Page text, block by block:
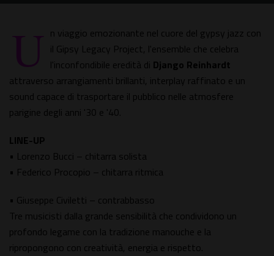
U n viaggio emozionante nel cuore del gypsy jazz con
il Gipsy Legacy Project, l'ensemble che celebra
l'inconfondibile eredità di Django Reinhardt
attraverso arrangiamenti brillanti, interplay raffinato e un
sound capace di trasportare il pubblico nelle atmosfere
parigine degli anni '30 e '40.
LINE-UP
• Lorenzo Bucci – chitarra solista
• Federico Procopio – chitarra ritmica
• Giuseppe Civiletti – contrabbasso
Tre musicisti dalla grande sensibilità che condividono un
profondo legame con la tradizione manouche e la
ripropongono con creatività, energia e rispetto.